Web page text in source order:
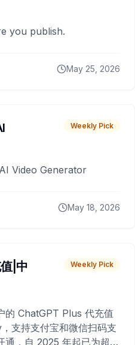
you publish.
May 25, 2026
Weekly Pick
Video Generator
May 18, 2026
|中
Weekly Pick
的 ChatGPT Plus 代充值
支持支付宝和微信扫码支
，自 2025 年起已为超过